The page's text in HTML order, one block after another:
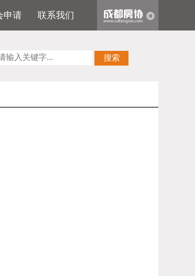
申请 联系我们
搜索